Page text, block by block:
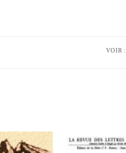
VOIR :